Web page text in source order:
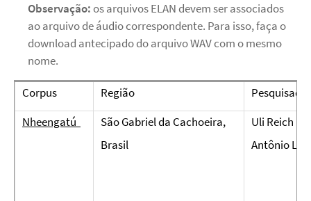
Observação:os arquivos ELAN devem ser associados
ao arquivo de áudio correspondente. Para isso, faça o
download antecipado do arquivo WAV com o mesmo
nome.
Corpus Região
Nheengatú
São Gabriel da Cachoeira,
Brasil
Uli Reich
Antônio